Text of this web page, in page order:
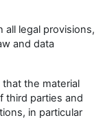
all legal provisions,
and data
the material
third parties and
in particular